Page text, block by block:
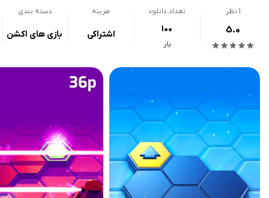
1 نظر
5.0
تعداد دانلود
100
بار
هزینه
اشتراکی
دسته بندی
بازی های اکشن